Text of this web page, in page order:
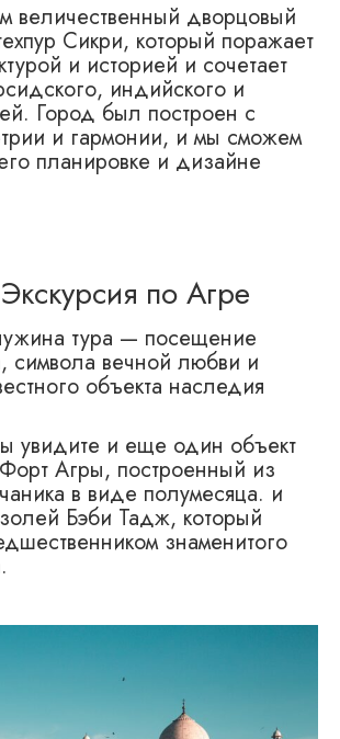
величественный дворцовый
Сикри, который поражает
и историей и сочетает
индийского и
Город был построен с
и гармонии, и мы сможем
планировке и дизайне
по Агре
тура — посещение
символа вечной любви и
объекта наследия
увидите и еще один объект
Агры, построенный из
в виде полумесяца. и
Бэби Тадж, который
знаменитого